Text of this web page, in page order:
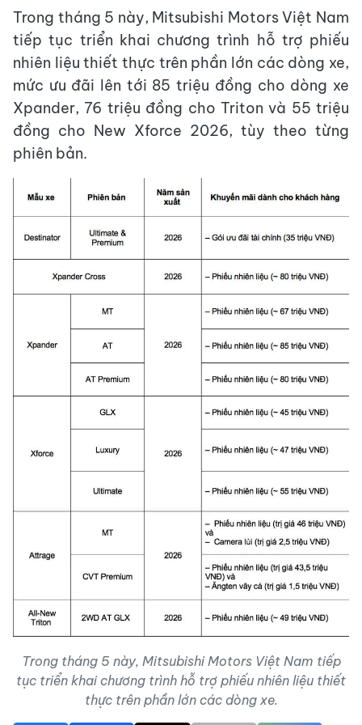
Trong tháng 5 này, Mitsubishi Motors Việt Nam
tiếp tục triển khai chương trình hỗ trợ phiếu
nhiên liệu thiết thực trên phần lớn các dòng xe,
mức ưu đãi lên tới 85 triệu đồng cho dòng xe
Xpander, 76 triệu đồng cho Triton và 55 triệu
đồng cho New Xforce 2026, tùy theo từng
phiên bản.
Trong tháng 5 này, Mitsubishi Motors Việt Nam tiếp
tục triển khai chương trình hỗ trợ phiếu nhiên liệu thiết
thực trên phần lớn các dòng xe.